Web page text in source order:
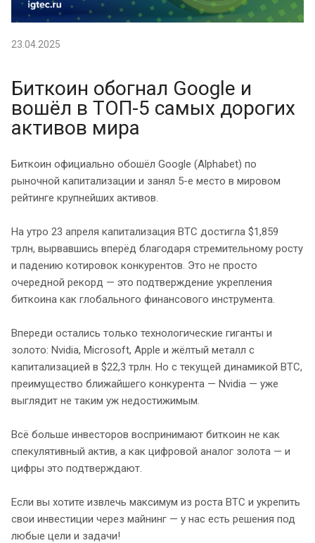
23.04.2025
Биткоин обогнал Google и
вошёл в ТОП-5 самых дорогих
активов мира
Биткоин официально обошёл Google (Alphabet) по
рыночной капитализации и занял 5-е место в мировом
рейтинге крупнейших активов.
На утро 23 апреля капитализация BTC достигла $1,859
трлн, вырвавшись вперёд благодаря стремительному росту
и падению котировок конкурентов. Это не просто
очередной рекорд — это подтверждение укрепления
биткоина как глобального финансового инструмента.
Впереди остались только технологические гиганты и
золото: Nvidia, Microsoft, Apple и жёлтый металл с
капитализацией в $22,3 трлн. Но с текущей динамикой BTC,
преимущество ближайшего конкурента — Nvidia — уже
выглядит не таким уж недостижимым.
Всё больше инвесторов воспринимают биткоин не как
спекулятивный актив, а как цифровой аналог золота — и
цифры это подтверждают.
Если вы хотите извлечь максимум из роста BTC и укрепить
свои инвестиции через майнинг — у нас есть решения под
любые цели и задачи!